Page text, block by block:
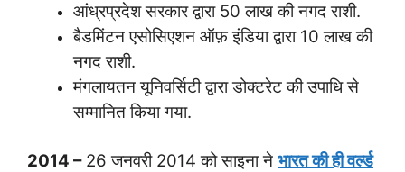
आंध्रप्रदेश सरकार द्वारा 50 लाख की नगद राशी.
बैडमिंटन एसोसिएशन ऑफ़ इंडिया द्वारा 10 लाख की
नगद राशी.
मंगलायतन यूनिवर्सिटी द्वारा डोक्टरेट की उपाधि से
सम्मानित किया गया.
2014 –26 जनवरी 2014 को साइना ने भारत की ही वर्ल्ड